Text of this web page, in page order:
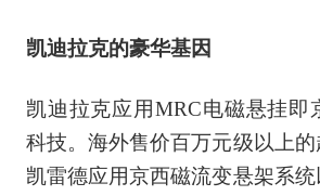
凯迪拉克的豪华基因
凯迪拉克应用MRC电磁悬挂即
科技。海外售价百万元级以上
凯雷德应用京西磁流变悬架系